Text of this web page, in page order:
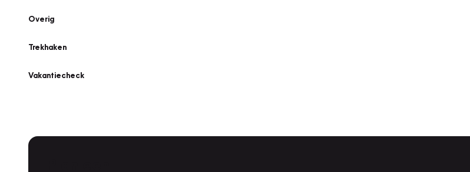
Overig
Trekhaken
Vakantiecheck